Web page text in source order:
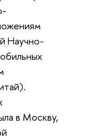
Научно-
в Москву,